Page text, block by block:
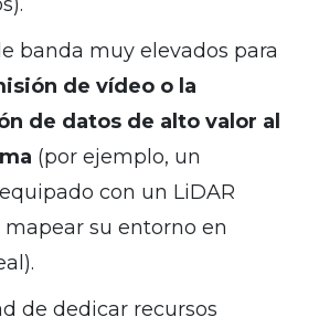
banda muy elevados para
de vídeo o la
de datos de alto valor al
(por ejemplo, un
con un LiDAR
mapear su entorno en
de dedicar recursos